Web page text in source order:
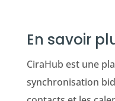
En savoir
CiraHub est une
synchronisation